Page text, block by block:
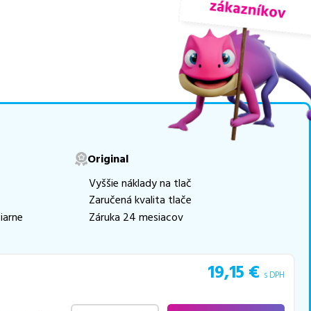
tlač.
vybrať to
Original
Vyššie náklady na tlač
Zaručená kvalita tlače
Záruka 24 mesiacov
19,15 € s DPH